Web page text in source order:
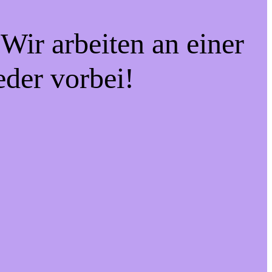
arbeiten an einer
vorbei!